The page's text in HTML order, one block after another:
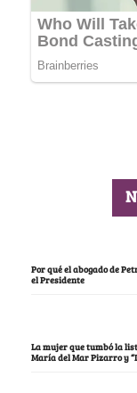
Por qué el abogado de
el Presidente
La mujer que tumbó la
María del Mar Pizarro y